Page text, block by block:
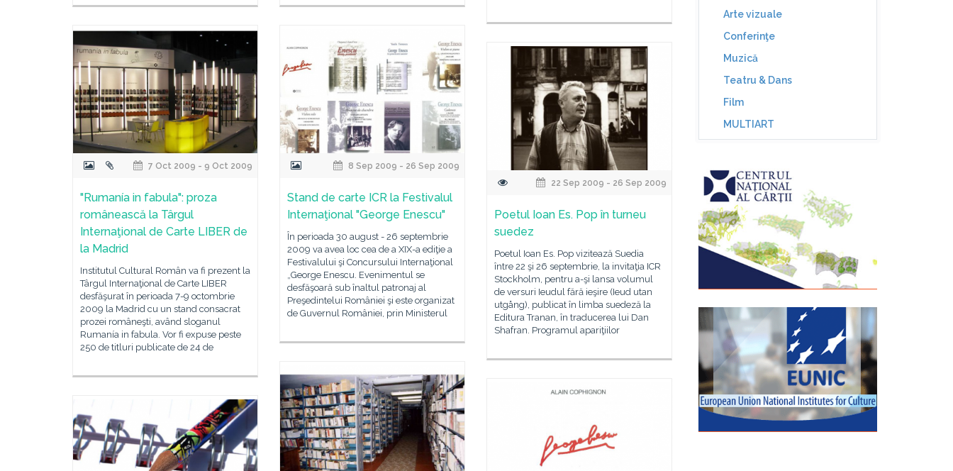
7 Oct 2009 - 9 Oct 2009
"Rumanía in fabula": proza
românească la Târgul
Internaţional de Carte LIBER de
la Madrid
Institutul Cultural Român va fi prezent la
Târgul Internaţional de Carte LIBER
desfăşurat în perioada 7-9 octombrie
2009 la Madrid cu un stand consacrat
prozei româneşti, având sloganul
Rumanía in fabula. Vor fi expuse peste
250 de titluri publicate de 24 de
8 Sep 2009 - 26 Sep 2009
Stand de carte ICR la Festivalul
Internaţional "George Enescu"
În perioada 30 august - 26 septembrie
2009 va avea loc cea de a XIX-a ediţie a
Festivalului şi Concursului Internaţional
„George Enescu. Evenimentul se
desfăşoară sub înaltul patronaj al
Preşedintelui României şi este organizat
de Guvernul României, prin Ministerul
22 Sep 2009 - 26 Sep 2009
Poetul Ioan Es. Pop în turneu
suedez
Poetul Ioan Es. Pop vizitează Suedia
între 22 şi 26 septembrie, la invitaţia ICR
Stockholm, pentru a-şi lansa volumul
de versuri Ieudul fără ieşire (Ieud utan
utgång), publicat în limba suedeză la
Editura Tranan, în traducerea lui Dan
Shafran. Programul apariţiilor
Arte vizuale
Conferinţe
Muzică
Teatru & Dans
Film
MULTIART